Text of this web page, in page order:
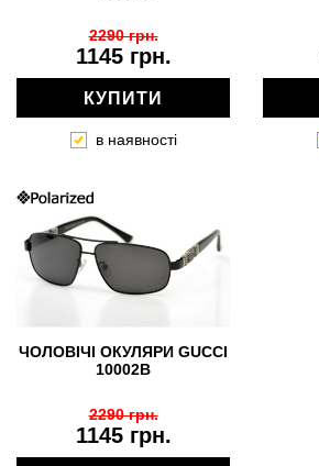
1145 грн.
2290 грн.
КУПИТИ
в наявності
ЧОЛОВІЧІ ОКУЛЯРИ GUCCI
10002B
1145 грн.
2290 грн.